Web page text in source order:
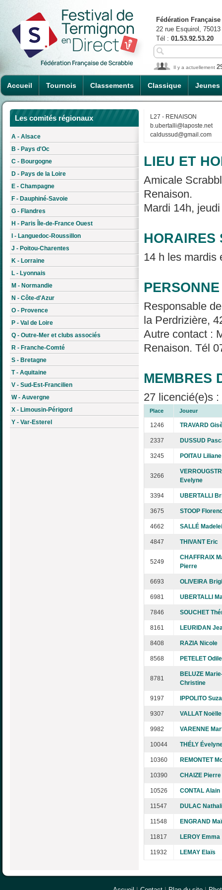
Accueil Tournois Classements Classique Jeunes
Fédération
22 rue Esquirol,
Tél : 01.53.92.53.20
Il y a actuellement
Les comités régionaux
A - Alsace
B - Pays d'Oc
C - Bourgogne
D - Pays de la Loire
E - Champagne
F - Dauphiné-Savoie
G - Flandres
H - Paris Île-de-France Ouest
I - Languedoc-Roussillon
J - Poitou-Charentes
K - Lorraine
L - Lyonnais
M - Normandie
N - Côte-d'Azur
O - Provence
P - Val de Loire
Q - Outre-Mer et clubs associés
R - Franche-Comté
S - Bretagne
T - Aquitaine
V - Sud-Est-Francilien
W - Auvergne
X - Limousin-Périgord
Y - Var-Esterel
L27 - RENAISON
b.ubertalli@laposte.net
caldussud@gmail.com
LIEU ET
Amicale
Renaison.
Mardi 14h,
HORAIRES
14 h les mardis
Responsable
la Perdrizière,
Autre contact :
Renaison. Tél
MEMBRES
27 licencié(e)s
Place Joueur
1246 TRAVARD
2337 DUSSUD
3245 POITAU Liliane
3266
Evelyne
3394 UBERTALLI
3675 STOOP
4662 SALLÉ
4847 THIVANT Eric
5249
CHAFFRAIX
Pierre
6693 OLIVEIRA
6981 UBERTALLI
7846 SOUCHET
8161 LEURIDAN
8408 RAZIA Nicole
8568 PETELET Odile
8781
BELUZE
Christine
9197 IPPOLITO
9307 VALLAT Noëlle
9982 VARENNE
10044 THÉLY
10360 REMONTET
10390 CHAIZE Pierre
10526 CONTAL Alain
11547 DULAC
11548 ENGRAND
11817 LEROY Emma
11932 LEMAY Elaïs